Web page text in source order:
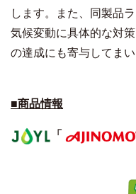
します。また、同製品
気候変動に具体的な対策
の達成にも寄与してまい
■商品情報
「